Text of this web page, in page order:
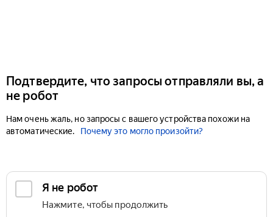
Подтвердите, что запросы отправляли вы, а
не робот
Нам очень жаль, но запросы с вашего устройства похожи на
автоматические.
Почему это могло произойти?